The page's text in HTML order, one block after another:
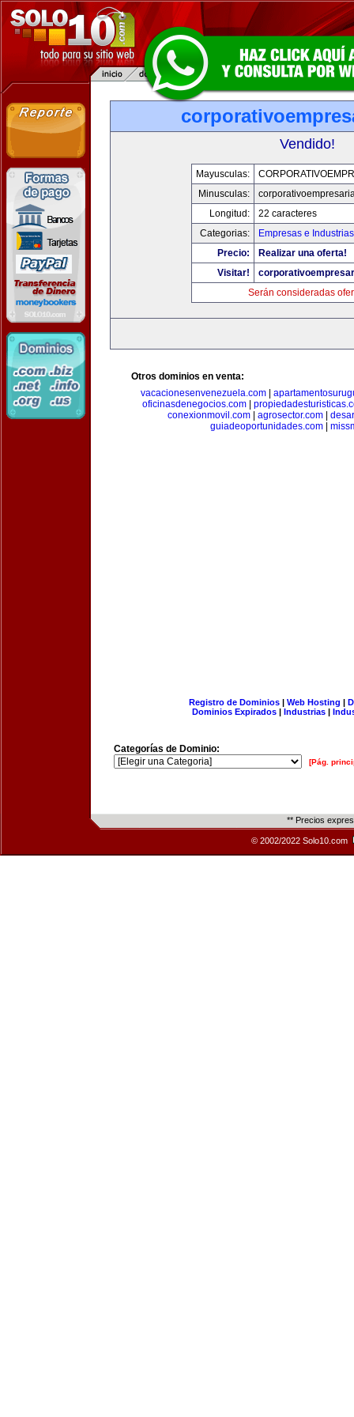
Vendido!
Mayusculas:
Minusculas:
Longitud:
22 caracteres
Categorias:
Empresas e Industrias
Precio:
Realizar una oferta!
Visitar!
Serán consideradas
Otros dominios en venta:
vacacionesenvenezuela.com|
oficinasdenegocios.com
conexionmovil.com
agrosector.com
guiadeoportunidades.com|
Registro de Dominios| Web Hosting |
Dominios Expirados | Industrias |
Categorías de Dominio:
[Pág.
** Precios
© 2002/2022 Solo10.com